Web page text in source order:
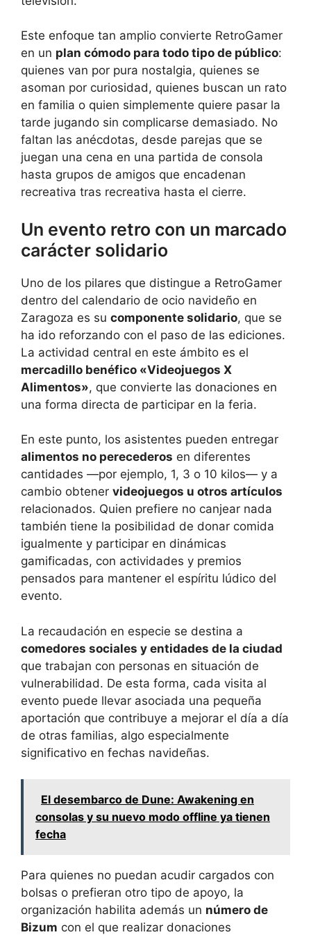
Este enfoque tan amplio convierte RetroGamer
en un plan cómodo para todo tipo de público:
quienes van por pura nostalgia, quienes se
asoman por curiosidad, quienes buscan un rato
en familia o quien simplemente quiere pasar la
tarde jugando sin complicarse demasiado. No
faltan las anécdotas, desde parejas que se
juegan una cena en una partida de consola
hasta grupos de amigos que encadenan
recreativa tras recreativa hasta el cierre.
Un evento retro con un marcado
carácter solidario
Uno de los pilares que distingue a RetroGamer
dentro del calendario de ocio navideño en
Zaragoza es su componente solidario, que se
ha ido reforzando con el paso de las ediciones.
La actividad central en este ámbito es el
mercadillo benéfico «Videojuegos X
Alimentos», que convierte las donaciones en
una forma directa de participar en la feria.
En este punto, los asistentes pueden entregar
alimentos no perecederos en diferentes
cantidades —por ejemplo, 1, 3 o 10 kilos— y a
cambio obtener videojuegos u otros artículos
relacionados. Quien prefiere no canjear nada
también tiene la posibilidad de donar comida
igualmente y participar en dinámicas
gamificadas, con actividades y premios
pensados para mantener el espíritu lúdico del
evento.
La recaudación en especie se destina a
comedores sociales y entidades de la ciudad
que trabajan con personas en situación de
vulnerabilidad. De esta forma, cada visita al
evento puede llevar asociada una pequeña
aportación que contribuye a mejorar el día a día
de otras familias, algo especialmente
significativo en fechas navideñas.
El desembarco de Dune: Awakening en
consolas y su nuevo modo offline ya tienen
fecha
Para quienes no puedan acudir cargados con
bolsas o prefieran otro tipo de apoyo, la
organización habilita además un número de
Bizum con el que realizar donaciones